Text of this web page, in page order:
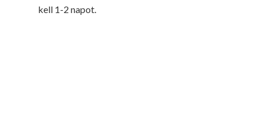
kell 1-2 napot.